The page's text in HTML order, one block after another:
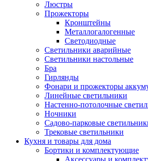
Люстры
Прожекторы
Кронштейны
Металлогалогенные
Светодиодные
Светильники аварийные
Светильники настольные
Бра
Гирлянды
Фонари и прожекторы
Линейные светильники
Настенно-потолочные
Ночники
Садово-парковые
Трековые светильники
Кухня и товары для дома
Бортики и комплектующие
Аксессуары и